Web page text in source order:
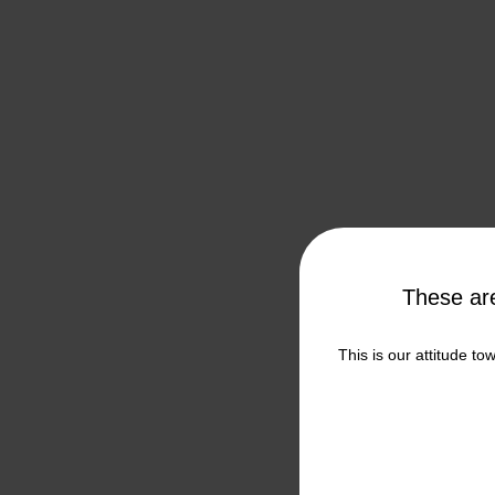
These
This is our attitude